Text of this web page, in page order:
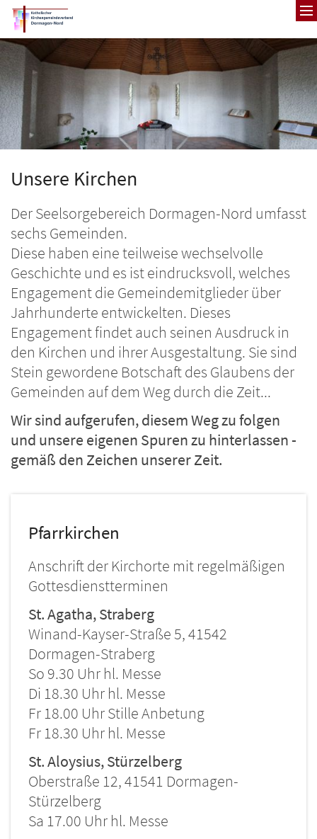
Zum Inhalt springen
Unsere Kirchen
Der Seelsorgebereich Dormagen-Nord umfasst
sechs Gemeinden.
Diese haben eine teilweise wechselvolle
Geschichte und es ist eindrucksvoll, welches
Engagement die Gemeindemitglieder über
Jahrhunderte entwickelten. Dieses
Engagement findet auch seinen Ausdruck in
den Kirchen und ihrer Ausgestaltung. Sie sind
Stein gewordene Botschaft des Glaubens der
Gemeinden auf dem Weg durch die Zeit...
Wir sind aufgerufen, diesem Weg zu folgen
und unsere eigenen Spuren zu hinterlassen -
gemäß den Zeichen unserer Zeit.
Pfarrkirchen
Anschrift der Kirchorte mit regelmäßigen
Gottesdienstterminen
St. Agatha, Straberg
Winand-Kayser-Straße 5, 41542
Dormagen-Straberg
So 9.30 Uhr hl. Messe
Di 18.30 Uhr hl. Messe
Fr 18.00 Uhr Stille Anbetung
Fr 18.30 Uhr hl. Messe
St. Aloysius, Stürzelberg
Oberstraße 12, 41541 Dormagen-
Stürzelberg
Sa 17.00 Uhr hl. Messe